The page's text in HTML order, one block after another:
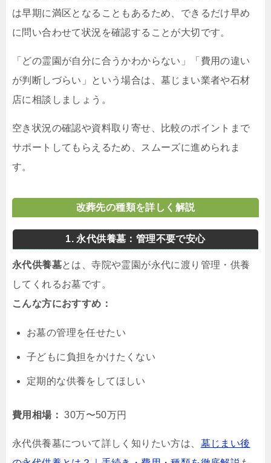
は早期に満区となることもあるため、できるだけ早め
に問い合わせて状況を確認することが大切です。
「どの霊園が自分に合うかわからない」「費用の違い
が判断しづらい」という場合は、墓じまい業者や石材
店に相談しましょう。
空き状況の確認や資料取り寄せ、比較のポイントまで
サポートしてもらえるため、スムーズに進められま
す。
改葬先の種類を詳しく解説
1. 永代供養墓：管理不要で安心
永代供養墓とは、寺院や霊園が永代に渡り管理・供養
してくれるお墓です。
こんな方におすすめ：
お墓の管理を任せたい
子どもに負担をかけたくない
定期的な供養をしてほしい
費用相場： 30万〜50万円
永代供養墓について詳しく知りたい方は、 墓じまい後